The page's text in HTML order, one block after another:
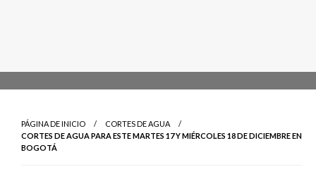
PÁGINA DE INICIO
CORTES DE AGUA
CORTES DE AGUA PARA ESTE MARTES 17 Y MIÉRCOLES 18 DE DICIEMBRE EN
BOGOTÁ